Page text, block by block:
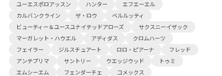
ユーエスポロアッスン ハンター
エフエーエル
カルバンクライン
ザ・ロウ
ベルルッティ
ビューティー＆ユースユナイテッドアローズ
サクスニーイザック
マーガレット・ハウエル
アディダス
クロムハーツ
フェイラー
ジルスチュアート ロロ・ピアーナ
フレッド
アンテプリマ
サントリー ウエッジウッド
トゥミ
エムシーエム
フェンダーチェ
コメックス